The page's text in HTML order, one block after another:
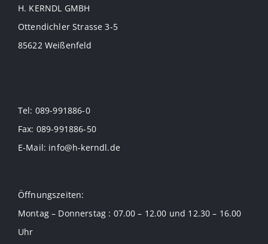
H. KERNDL GMBH
Ottendichler Strasse 3-5
85622 Weißenfeld
Tel: 089-991886-0
Fax: 089-991886-50
E-Mail: info@h-kerndl.de
Öffnungszeiten:
Montag – Donnerstag : 07.00 – 12.00 und 12.30 – 16.00
Uhr